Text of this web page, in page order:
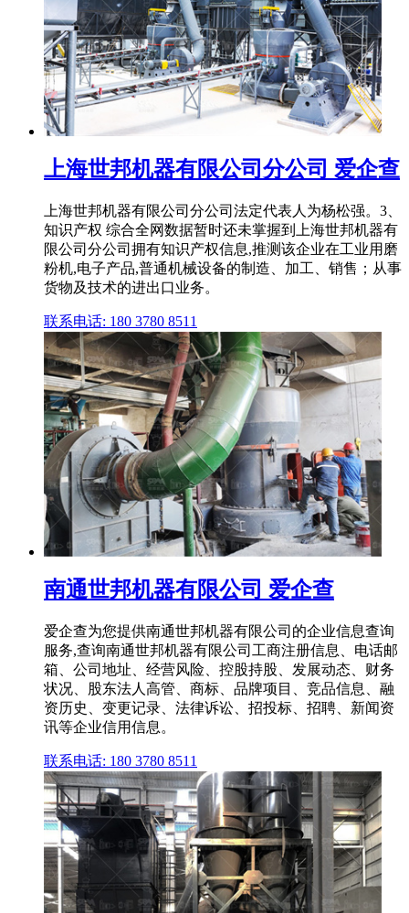
上海世邦机器有限公司分公司 爱企查
上海世邦机器有限公司分公司法定代表人为杨松强。3、
知识产权 综合全网数据暂时还未掌握到上海世邦机器有
限公司分公司拥有知识产权信息,推测该企业在工业用磨
粉机,电子产品,普通机械设备的制造、加工、销售；从事
货物及技术的进出口业务。
联系电话: 180 3780 8511
南通世邦机器有限公司 爱企查
爱企查为您提供南通世邦机器有限公司的企业信息查询
服务,查询南通世邦机器有限公司工商注册信息、电话邮
箱、公司地址、经营风险、控股持股、发展动态、财务
状况、股东法人高管、商标、品牌项目、竞品信息、融
资历史、变更记录、法律诉讼、招投标、招聘、新闻资
讯等企业信用信息。
联系电话: 180 3780 8511